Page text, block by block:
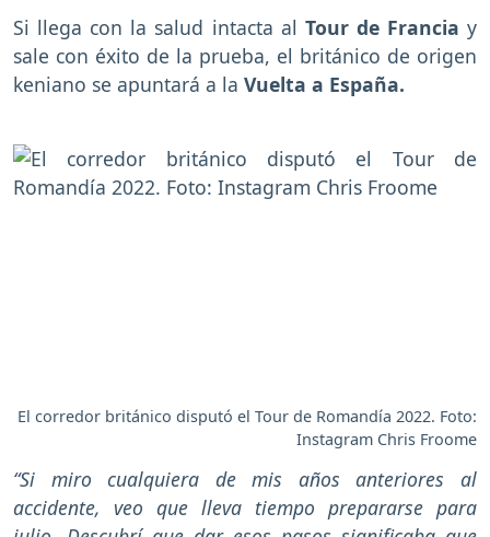
Si llega con la salud intacta al Tour de Franciay
sale con éxito de la prueba, el británico de origen
keniano se apuntará a la Vuelta a España.
El corredor británico disputó el Tour de Romandía 2022. Foto:
Instagram Chris Froome
“Si miro cualquiera de mis años anteriores al
accidente, veo que lleva tiempo prepararse para